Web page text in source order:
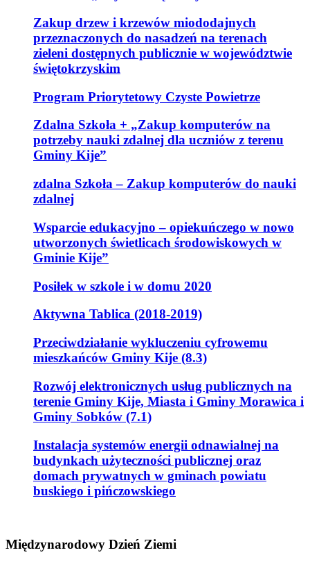
Zakup drzew i krzewów miododajnych
przeznaczonych do nasadzeń na terenach
zieleni dostępnych publicznie w województwie
świętokrzyskim
Program Priorytetowy Czyste Powietrze
Zdalna Szkoła + „Zakup komputerów na
potrzeby nauki zdalnej dla uczniów z terenu
Gminy Kije”
zdalna Szkoła – Zakup komputerów do nauki
zdalnej
Wsparcie edukacyjno – opiekuńczego w nowo
utworzonych świetlicach środowiskowych w
Gminie Kije”
Posiłek w szkole i w domu 2020
Aktywna Tablica (2018-2019)
Przeciwdziałanie wykluczeniu cyfrowemu
mieszkańców Gminy Kije (8.3)
Rozwój elektronicznych usług publicznych na
terenie Gminy Kije, Miasta i Gminy Morawica i
Gminy Sobków (7.1)
Instalacja systemów energii odnawialnej na
budynkach użyteczności publicznej oraz
domach prywatnych w gminach powiatu
buskiego i pińczowskiego
Międzynarodowy Dzień Ziemi